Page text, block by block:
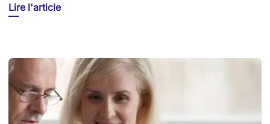
Lire l'article